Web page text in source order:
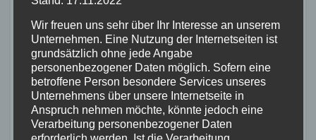
Flächenbrand bei Oberdreis:
Feuerwehr verhindert
Übergreifen auf Waldgebiet
7. AUG. 2026
Wir freuen uns sehr über Ihr Interesse an unserem
Unternehmen. Eine Nutzung der Internetseiten ist
grundsätzlich ohne jede Angabe
personenbezogener Daten möglich. Sofern eine
betroffene Person besondere Services unseres
Unternehmens über unsere Internetseite in
Anspruch nehmen möchte, könnte jedoch eine
Verarbeitung personenbezogener Daten